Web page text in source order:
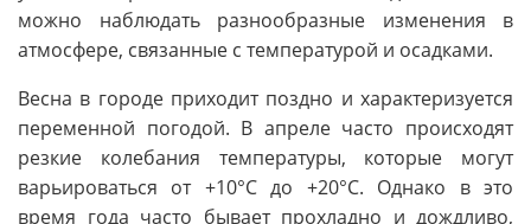
можно наблюдать разнообразные изменения в
атмосфере, связанные с температурой и осадками.
Весна в городе приходит поздно и характеризуется
переменной погодой. В апреле часто происходят
резкие колебания температуры, которые могут
варьироваться от +10°C до +20°C. Однако в это
время года часто бывает прохладно и дождливо,